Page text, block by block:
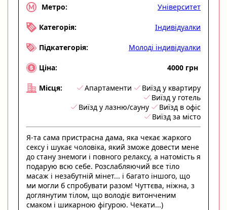
Метро: Університет
Категорія: Індивідуалки
Підкатегорія: Молоді індивідуалки
Ціна: 4000 грн
Місця: Апартаменти
Виїзд у квартиру
Виїзд у готель
Виїзд у лазню/сауну
Виїзд в офіс
Виїзд за місто
Я-та сама пристрасна дама, яка чекає жаркого
сексу і шукає чоловіка, який зможе довести мене
до стану знемоги і повного релаксу, а натомість я
подарую всю себе. Розслабляючий все тіло
масаж і незабутній мінет... і багато іншого, що
ми могли б спробувати разом! Чуттєва, ніжна, з
доглянутим тілом, що володіє витонченим
смаком і шикарною фігурою. Чекати...)